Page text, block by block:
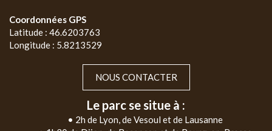
Coordonnées GPS
Latitude : 46.6203763
Longitude : 5.8213529
NOUS CONTACTER
Le parc se situe à :
• 2h de Lyon, de Vesoul et de Lausanne